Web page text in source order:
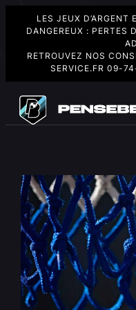
LES JEUX D’ARGENT
DANGEREUX : PERTES
RETROUVEZ NOS
SERVICE.FR 09-
contenu